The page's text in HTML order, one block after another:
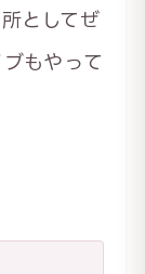
としてぜ
もやって